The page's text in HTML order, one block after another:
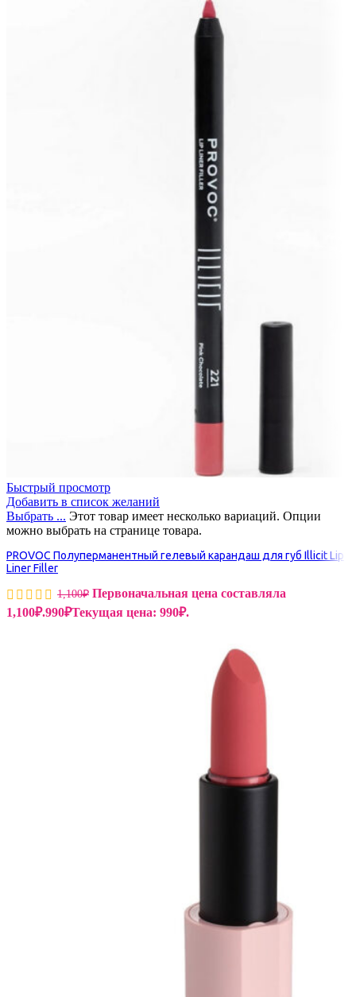
Быстрый просмотр
Добавить в список желаний
Выбрать ... Этот товар имеет несколько вариаций. Опции
можно выбрать на странице товара.
PROVOC Полуперманентный гелевый карандаш для губ Illicit Lip
Liner Filler
1,100₽ Первоначальная цена составляла
1,100₽.990₽Текущая цена: 990₽.